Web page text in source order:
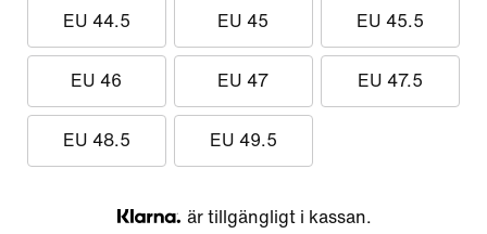
EU 44.5 EU 45 EU 45.5
EU 46 EU 47 EU 47.5
EU 48.5 EU 49.5
Klarna
är tillgängligt i kassan.